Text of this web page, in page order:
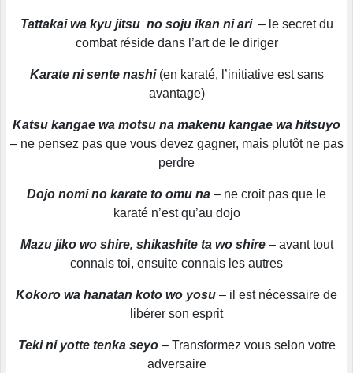
Tattakai wa kyu jitsu no soju ikan ni ari– le secret du
combat réside dans l’art de le diriger
Karate ni sente nashi(en karaté, l’initiative est sans
avantage)
Katsu kangae wa motsu na makenu kangae wa hitsuyo
– ne pensez pas que vous devez gagner, mais plutôt ne pas
perdre
Dojo nomi no karate to omu na – ne croit pas que le
karaté n’est qu’au dojo
Mazu jiko wo shire, shikashite ta wo shire– avant tout
connais toi, ensuite connais les autres
Kokoro wa hanatan koto wo yosu – il est nécessaire de
libérer son esprit
Teki ni yotte tenka seyo– Transformez vous selon votre
adversaire